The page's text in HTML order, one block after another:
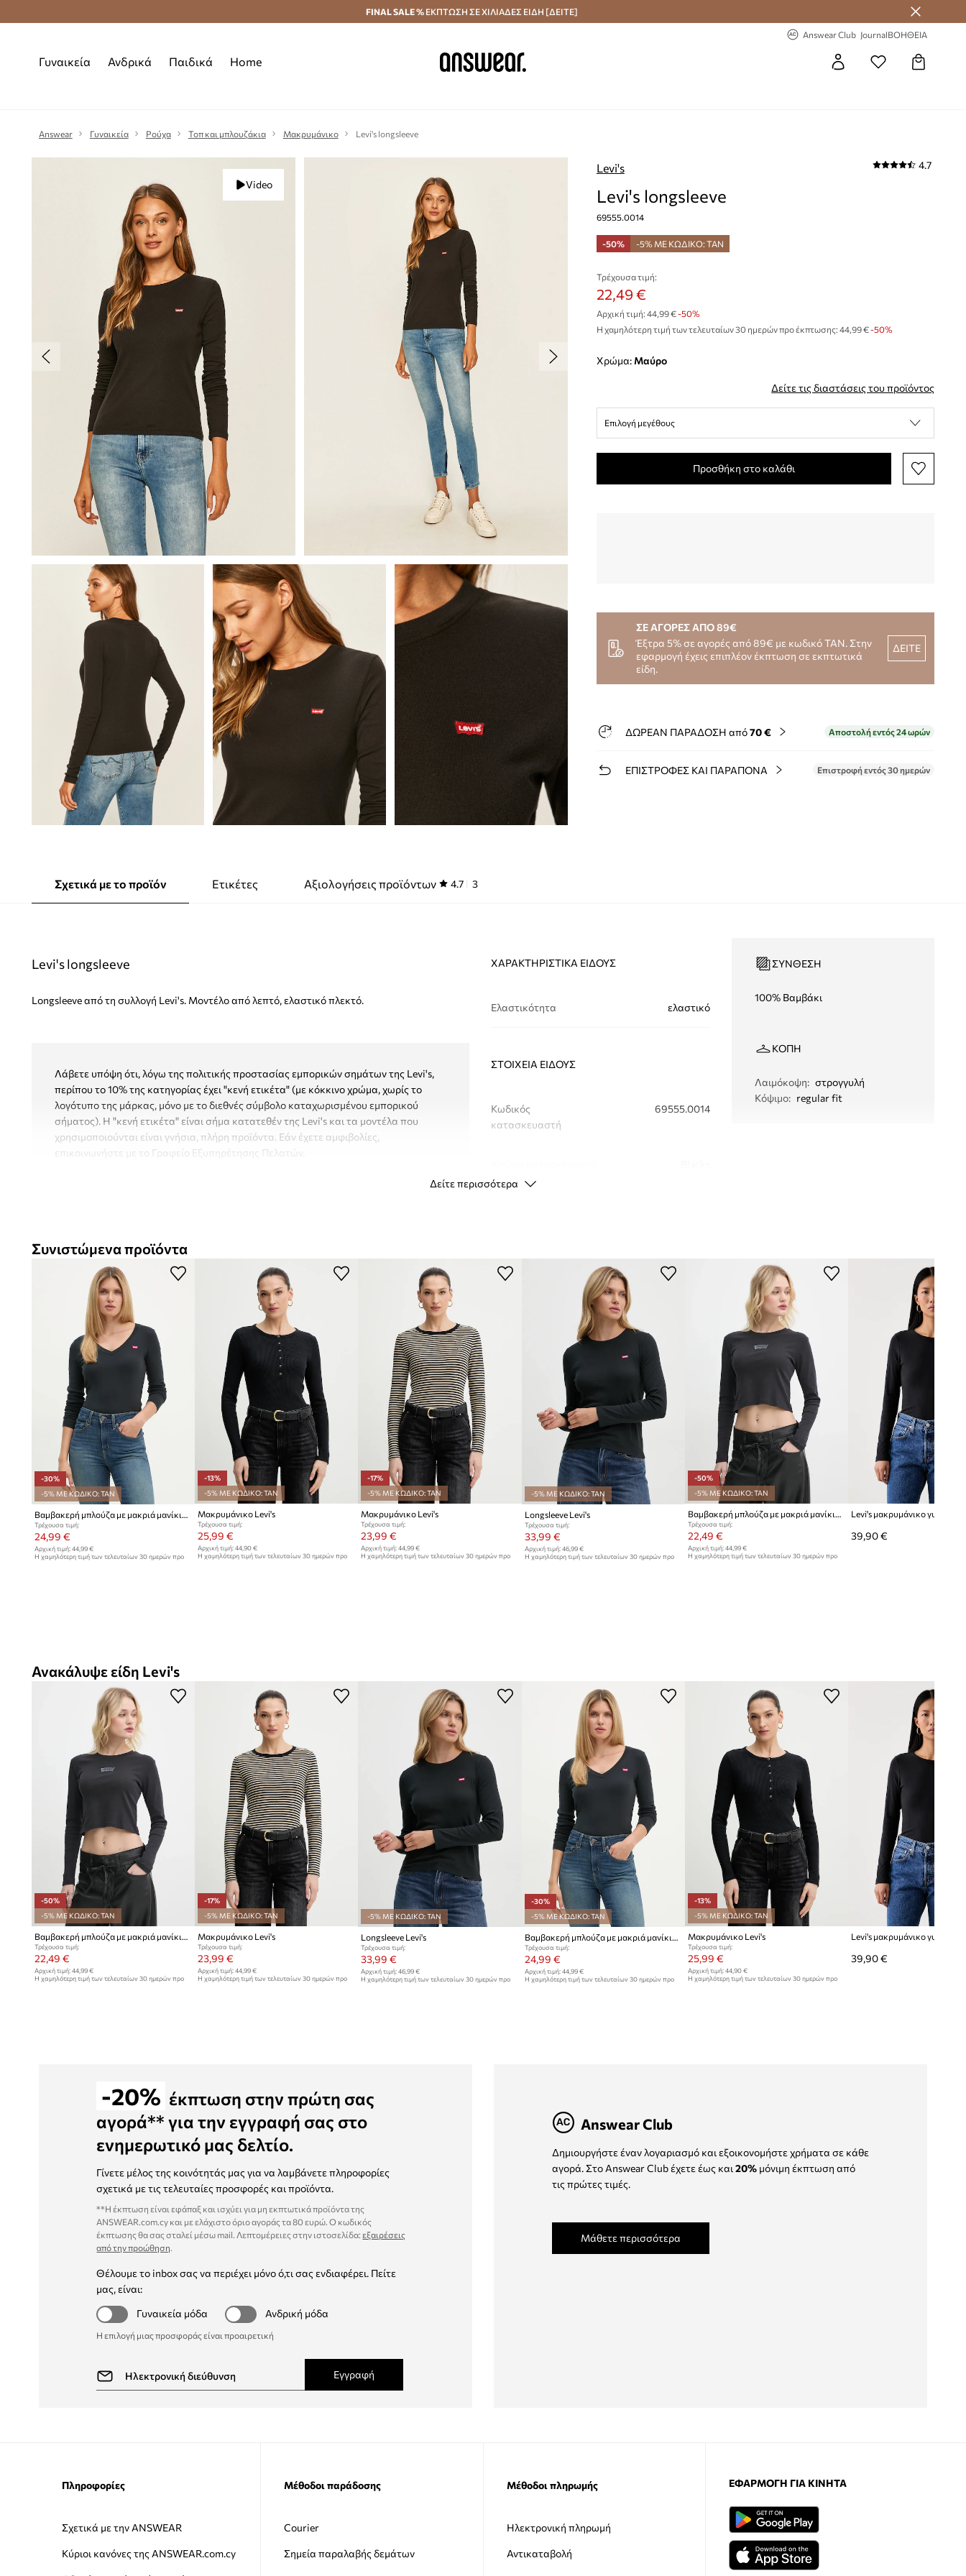
Δωρεάν μεταφορικά άνω των 70 € Αποστολή σε 24 ώρες Εξοικονομήστε με το Answear Club
FINAL SALE % ΕΚΠΤΩΣΗ ΣΕ ΧΙΛΙΑΔΕΣ ΕΙΔΗ [ΔΕΙΤΕ]
Answear Club JournalΒΟΗΘΕΙΑ
Γυναικεία Ανδρικά Παιδικά Home
Answear Γυναικεία Ρούχα Τοπ και μπλουζάκια Μακρυμάνικο Levi's longsleeve
Video
Levi's 4.7
Levi's longsleeve
69555.0014
-50% -5% ΜΕ ΚΩΔΙΚΟ: TAN
Τρέχουσα τιμή:
22,49 €
Αρχική τιμή: 44,99 €-50%
Η χαμηλότερη τιμή των τελευταίων 30 ημερών προ έκπτωσης: 44,99 € -50%
Χρώμα: μαύρο
Δείτε τις διαστάσεις του προϊόντος
Επιλογή μεγέθους
Προσθήκη στο καλάθι
ΣΕ ΑΓΟΡΕΣ ΑΠΟ 89€
Έξτρα 5% σε αγορές από 89€ με κωδικό TAN. Στην
εφαρμογή έχεις επιπλέον έκπτωση σε εκπτωτικά
είδη.
ΔΕΙΤΕ
ΔΩΡΕΑΝ ΠΑΡΑΔΟΣΗ από70 € Αποστολή εντός 24 ωρών
ΕΠΙΣΤΡΟΦΕΣ ΚΑΙ ΠΑΡΑΠΟΝΑ Επιστροφή εντός 30 ημερών
Σχετικά με το προϊόν Ετικέτες Αξιολογήσεις προϊόντων 4.7 3
Levi's longsleeve
Longsleeve από τη συλλογή Levi's. Μοντέλο από λεπτό, ελαστικό πλεκτό.
Λάβετε υπόψη ότι, λόγω της πολιτικής προστασίας εμπορικών σημάτων της Levi's,
περίπου το 10% της κατηγορίας έχει "κενή ετικέτα" (με κόκκινο χρώμα, χωρίς το
λογότυπο της μάρκας, μόνο με το διεθνές σύμβολο καταχωρισμένου εμπορικού
σήματος). Η "κενή ετικέτα" είναι σήμα κατατεθέν της Levi's και τα μοντέλα που
χρησιμοποιούνται είναι γνήσια, πλήρη προϊόντα. Εάν έχετε αμφιβολίες,
επικοινωνήστε με το Γραφείο Εξυπηρέτησης Πελατών.
- Πλάτος μασχάλης: 44 cm.
- Μήκος: 58 cm.
- Διαστάσεις αναφερόμενες για το μέγεθος: S.
ΧΑΡΑΚΤΗΡΙΣΤΙΚΆ ΕΊΔΟΥΣ
Ελαστικότητα ελαστικό
ΣΤΟΙΧΕΊΑ ΕΊΔΟΥΣ
Κωδικός
κατασκευαστή
69555.0014
ID προϊόντος
ΣΎΝΘΕΣΗ
100% Βαμβάκι
ΚΟΠΉ
Λαιμόκοψη: στρογγυλή
Κόψιμο: regular fit
Δείτε περισσότερα
Συνιστώμενα προϊόντα
-30%
-5% ΜΕ ΚΩΔΙΚΟ: TAN
Βαμβακερή μπλούζα με μακριά μανίκια Levi's
Τρέχουσα τιμή:
24,99 €
Αρχική τιμή: 44,99 €
Η χαμηλότερη τιμή των τελευταίων 30 ημερών προ
-13%
-5% ΜΕ ΚΩΔΙΚΟ: TAN
Μακρυμάνικο Levi's
Τρέχουσα τιμή:
25,99 €
Αρχική τιμή:44,90 €
Η χαμηλότερη τιμή των τελευταίων 30 ημερών προ
-17%
-5% ΜΕ ΚΩΔΙΚΟ: TAN
Μακρυμάνικο Levi's
Τρέχουσα τιμή:
23,99 €
Αρχική τιμή: 44,99 €
Η χαμηλότερη τιμή των τελευταίων 30 ημερών προ
-5% ΜΕ ΚΩΔΙΚΟ: TAN
Longsleeve Levi's
Τρέχουσα τιμή:
33,99 €
Αρχική τιμή: 46,99 €
Η χαμηλότερη τιμή των τελευταίων 30 ημερών προ
-50%
-5% ΜΕ ΚΩΔΙΚΟ: TAN
Τρέχουσα τιμή:
22,49 €
Αρχική τιμή:44,99 €
Η χαμηλότερη τιμή των τελευταίων 30 ημερών προ
39,90 €
Ανακάλυψε είδη Levi's
-50%
-5% ΜΕ ΚΩΔΙΚΟ: TAN
Τρέχουσα τιμή:
22,49 €
Αρχική τιμή: 44,99 €
Η χαμηλότερη τιμή των τελευταίων 30 ημερών προ
-17%
-5% ΜΕ ΚΩΔΙΚΟ: TAN
Μακρυμάνικο Levi's
Τρέχουσα τιμή:
23,99 €
Αρχική τιμή:44,99 €
Η χαμηλότερη τιμή των τελευταίων 30 ημερών προ
-5% ΜΕ ΚΩΔΙΚΟ: TAN
Longsleeve Levi's
Τρέχουσα τιμή:
33,99 €
Αρχική τιμή: 46,99 €
Η χαμηλότερη τιμή των τελευταίων 30 ημερών προ
-30%
-5% ΜΕ ΚΩΔΙΚΟ: TAN
Βαμβακερή μπλούζα με μακριά μανίκια Levi's
Τρέχουσα τιμή:
24,99 €
Αρχική τιμή: 44,99 €
Η χαμηλότερη τιμή των τελευταίων 30 ημερών προ
-13%
-5% ΜΕ ΚΩΔΙΚΟ: TAN
Μακρυμάνικο Levi's
Τρέχουσα τιμή:
25,99 €
Αρχική τιμή:44,90 €
Η χαμηλότερη τιμή των τελευταίων 30 ημερών προ
39,90 €
-20% έκπτωση στην πρώτη σας
αγορά** για την εγγραφή σας στο
ενημερωτικό μας δελτίο.
Γίνετε μέλος της κοινότητάς μας για να λαμβάνετε πληροφορίες
σχετικά με τις τελευταίες προσφορές και προϊόντα.
**Η έκπτωση είναι εφάπαξ και ισχύει για μη εκπτωτικά προϊόντα της
ANSWEAR.com.cy και με ελάχιστο όριο αγοράς τα 80 ευρώ. Ο κωδικός
έκπτωσης θα σας σταλεί μέσω mail. Λεπτομέρειες στην ιστοσελίδα:εξαιρέσεις
από την προώθηση.
Θέλουμε το inbox σας να περιέχει μόνο ό,τι σας ενδιαφέρει. Πείτε
μας, είναι:
Γυναικεία μόδα
Ανδρική μόδα
Η επιλογή μιας προσφοράς είναι προαιρετική
Εγγραφή
Answear Club
Δημιουργήστε έναν λογαριασμό και εξοικονομήστε χρήματα σε κάθε
αγορά. Στο Answear Club έχετε έως και20%μόνιμη έκπτωση από
τις πρώτες τιμές.
Μάθετε περισσότερα
Πληροφορίες
Σχετικά με την ANSWEAR
Κύριοι κανόνες της ANSWEAR.com.cy
Μέθοδοι παράδοσης
Courier
Σημεία παραλαβής δεμάτων
Μέθοδοι πληρωμής
Ηλεκτρονική πληρωμή
Αντικαταβολή
ΕΦΑΡΜΟΓΉ ΓΙΑ ΚΙΝΗΤΆ